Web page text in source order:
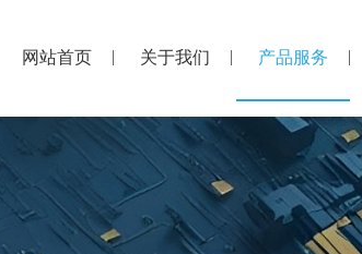
网站首页 关于我们 产品服务